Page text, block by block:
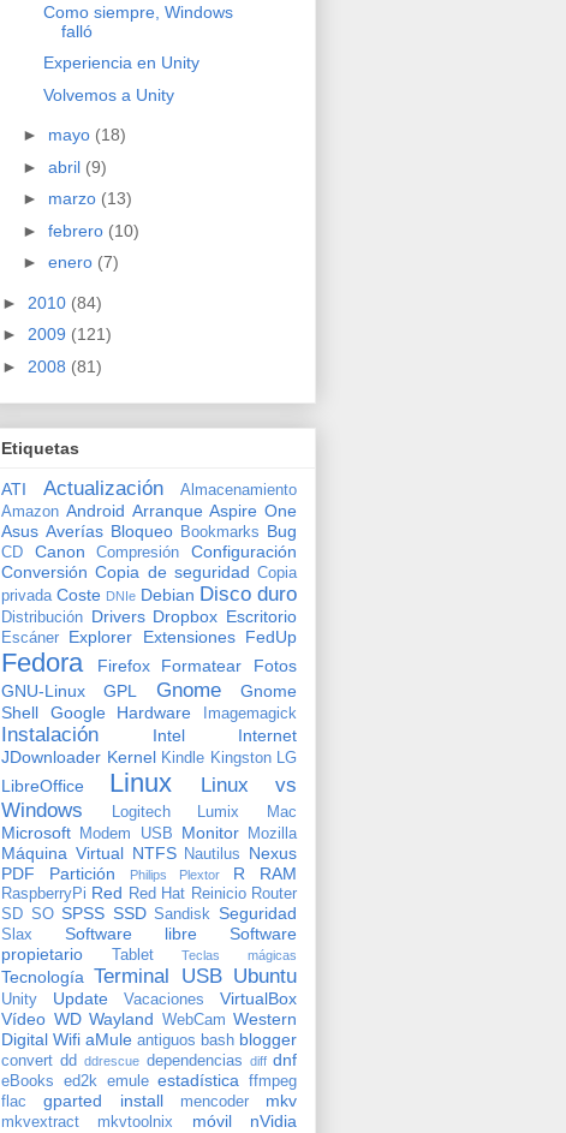
Como siempre, Windows
falló
Experiencia en Unity
Volvemos a Unity
► mayo (18)
► abril (9)
► marzo (13)
► febrero (10)
► enero (7)
► 2010 (84)
► 2009 (121)
► 2008 (81)
Etiquetas
ATI Actualización
Almacenamiento
Amazon Android Arranque Aspire One
Asus Averías Bloqueo Bookmarks Bug
CD Canon Compresión
Configuración
Conversión Copia de seguridad Copia
privada Coste DNIe Debian Disco duro
Distribución Drivers Dropbox Escritorio
Escáner Explorer Extensiones FedUp
Fedora Firefox Formatear
Fotos
GNU-Linux
GPL Gnome
Gnome
Shell
Google Hardware Imagemagick
Instalación Intel
Internet
JDownloader Kernel Kindle Kingston LG
LibreOffice Linux
Linux vs
Windows
Logitech Lumix Mac
Microsoft Modem USB Monitor Mozilla
Máquina Virtual NTFS Nautilus
Nexus
PDF
Partición Philips Plextor R RAM
RaspberryPi Red Red Hat Reinicio Router
SD SO SPSS SSD Sandisk Seguridad
Slax Software libre
Software
propietario
Tablet Teclas mágicas
Tecnología Terminal USB Ubuntu
Unity Update Vacaciones
VirtualBox
Vídeo WD Wayland WebCam Western
Digital Wifi aMule antiguos bash blogger
convert dd ddrescue dependencias diff dnf
eBooks ed2k emule estadística ffmpeg
flac
gparted install mencoder mkv
mkvextract mkvtoolnix móvil nVidia